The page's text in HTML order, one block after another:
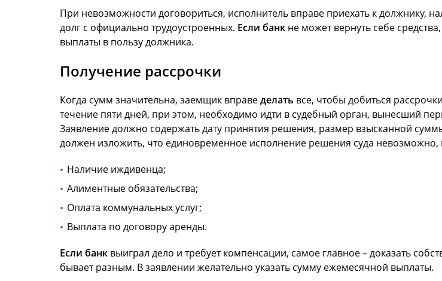
При невозможности договориться, исполнитель вправе приехать к должнику,
долг с официально трудоустроенных. Если банк не может вернуть себе
выплаты в пользу должника.
Получение рассрочки
Когда сумм значительна, заемщик вправеделать все, чтобы добиться
течение пяти дней, при этом, необходимо идти в судебный орган, вынесший
Заявление должно содержать дату принятия решения, размер взысканной
должен изложить, что единовременное исполнение решения суда невозможно,
Наличие иждивенца;
Алиментные обязательства;
Оплата коммунальных услуг;
Выплата по договору аренды.
Если банк выиграл дело и требует компенсации, самое главное – доказать
бывает разным. В заявлении желательно указать сумму ежемесячной выплаты.